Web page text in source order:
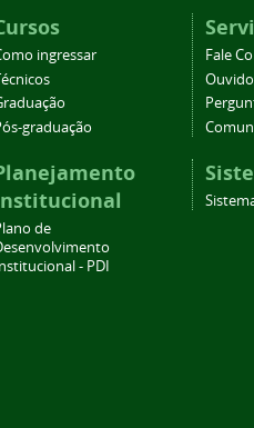
ingressar
graduação
de
- PDI
Fale